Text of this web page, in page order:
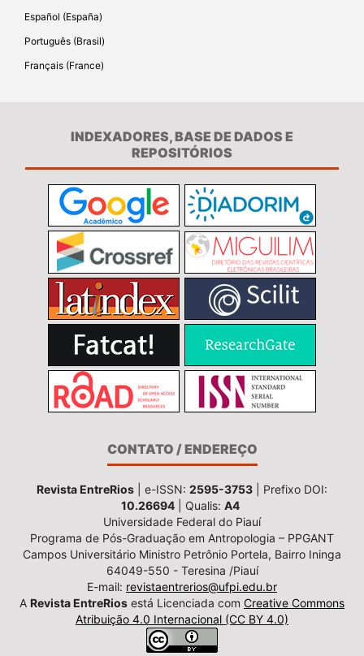
Español (España)
Português (Brasil)
Français (France)
INDEXADORES, BASE DE DADOS E
REPOSITÓRIOS
CONTATO / ENDEREÇO
Revista EntreRios | e-ISSN: 2595-3753 | Prefixo DOI:
10.26694 | Qualis: A4
Universidade Federal do Piauí
Programa de Pós-Graduação em Antropologia – PPGANT
Campos Universitário Ministro Petrônio Portela, Bairro Ininga
64049-550 - Teresina /Piauí
E-mail: revistaentrerios@ufpi.edu.br
A Revista EntreRios está Licenciada com Creative Commons
Atribuição 4.0 Internacional (CC BY 4.0)